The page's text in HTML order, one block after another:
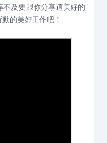
及要跟你分享這美好的
的美好工作吧！